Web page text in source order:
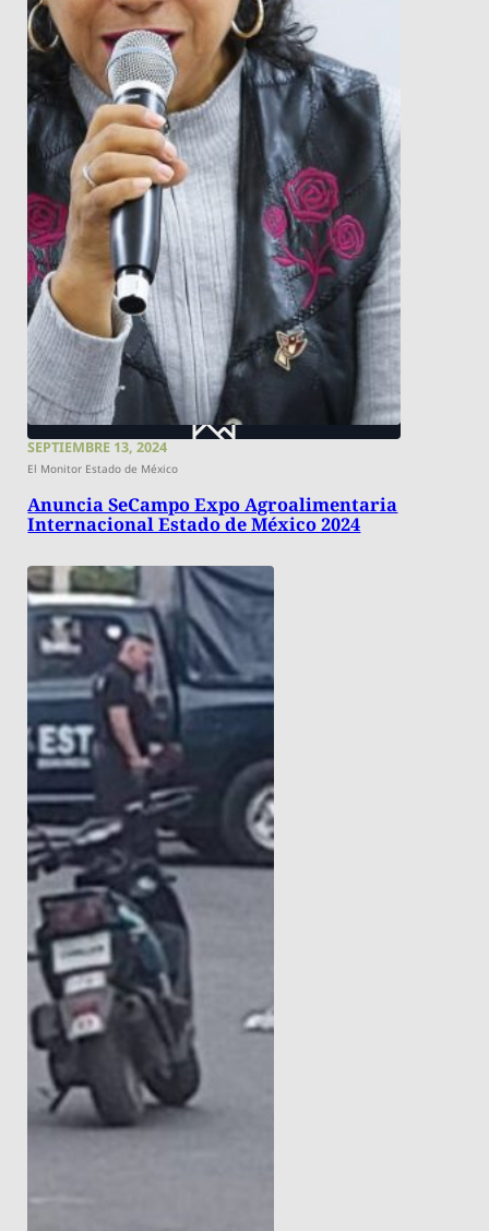
SEPTIEMBRE 13, 2024
El Monitor Estado de México
Anuncia SeCampo Expo Agroalimentaria
Internacional Estado de México 2024